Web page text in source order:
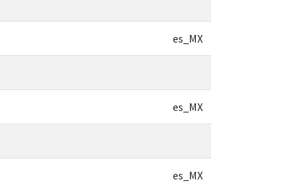
es_MX
es_MX
es_MX